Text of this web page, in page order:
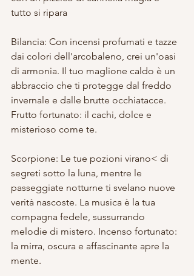
tutto si ripara
Bilancia: Con incensi profumati e tazze
dai colori dell'arcobaleno, crei un'oasi
di armonia. Il tuo maglione caldo è un
abbraccio che ti protegge dal freddo
invernale e dalle brutte occhiatacce.
Frutto fortunato: il cachi, dolce e
misterioso come te.
Scorpione: Le tue pozioni virano< di
segreti sotto la luna, mentre le
passeggiate notturne ti svelano nuove
verità nascoste. La musica è la tua
compagna fedele, sussurrando
melodie di mistero. Incenso fortunato:
la mirra, oscura e affascinante apre la
mente.